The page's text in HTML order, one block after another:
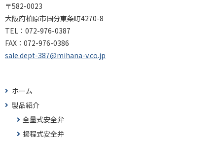
〒582-0023
大阪府柏原市国分東条町4270-8
TEL： 072-976-0387
FAX： 072-976-0386
sale.dept-387@mihana-v.co.jp
ホーム
製品紹介
全量式安全弁
揚程式安全弁